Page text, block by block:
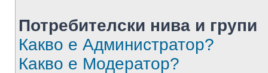
Потребителски нива и групи
Какво е Администратор?
Какво е Модератор?